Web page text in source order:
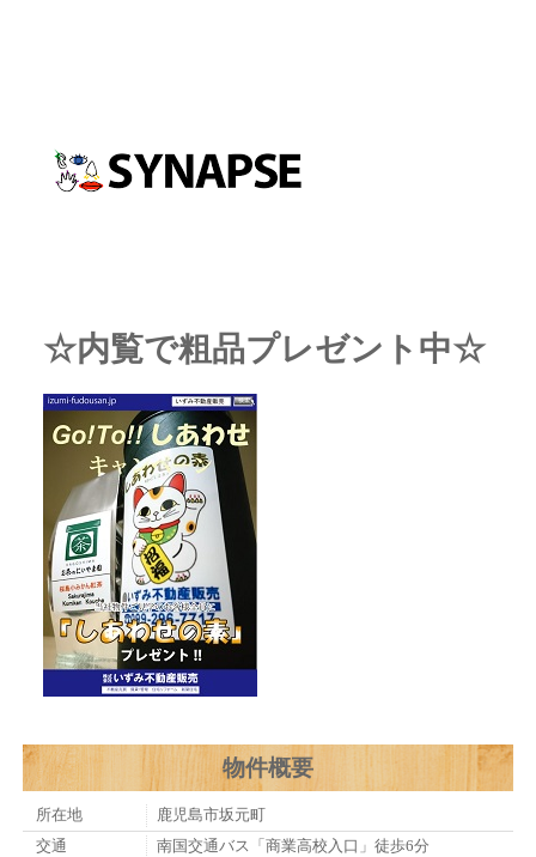
☆内覧で粗品プレゼント中☆
物件概要
所在地
鹿児島市坂元町
交通
南国交通バス「商業高校入口」徒歩6分